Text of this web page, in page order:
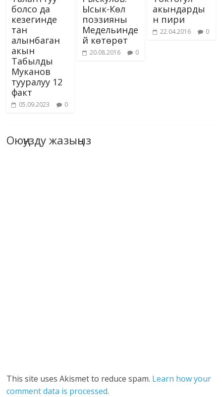
болсо да
кезегинде
тан
алынбаган
акын
Табылды
Муканов
тууралуу 12
факт
05.09.2023 0
Ысык-Көл
поэзияны
Медельинде
й көтөрөт
20.08.2016 0
акындарды
н пири
22.04.2016 0
Оюңузду жазыңыз
This site uses Akismet to reduce spam. Learn how your
comment data is processed.